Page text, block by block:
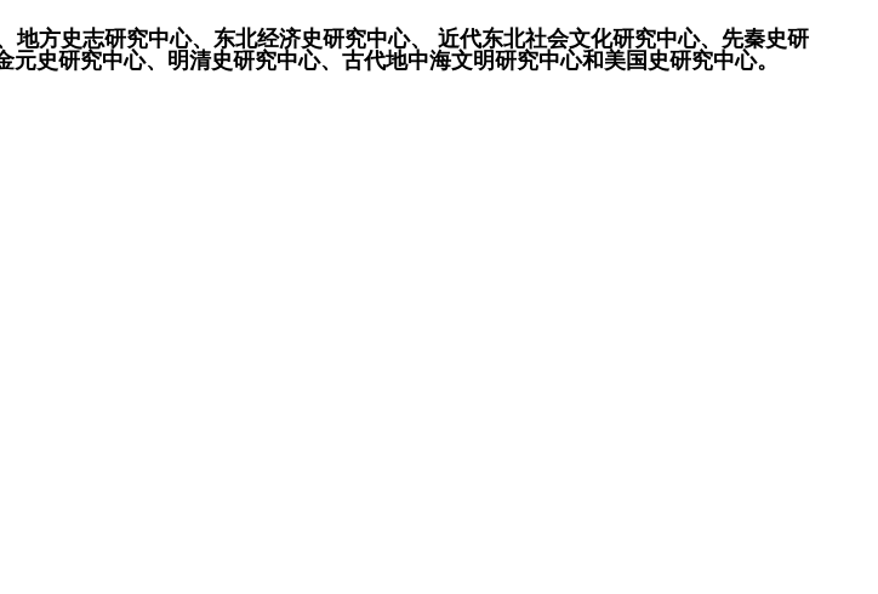
地方史志研究中心、东北经济史研究中心、 近代东北社会文化研究中心、 先秦史研
元史研究中心、 明清史研究中心、古代地中海文明研究中心和 美国史研究中心。